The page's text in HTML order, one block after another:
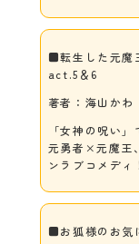
■転生した元魔
act.5＆6
著者：海山かわ
「女神の呪い
元勇者×元魔王
ンラブコメディ
■お狐様のお気